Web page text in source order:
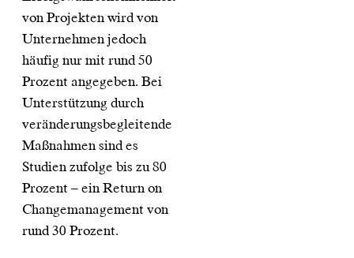
von Projekten wird von
Unternehmen jedoch
häufig nur mit rund 50
Prozent angegeben. Bei
Unterstützung durch
veränderungsbegleitende
Maßnahmen sind es
Studien zufolge bis zu 80
Prozent – ein Return on
Changemanagement von
rund 30 Prozent.